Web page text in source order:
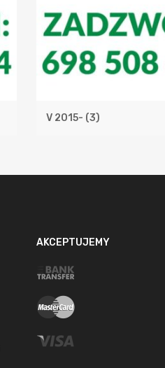
V 2015- (3)
AKCEPTUJEMY